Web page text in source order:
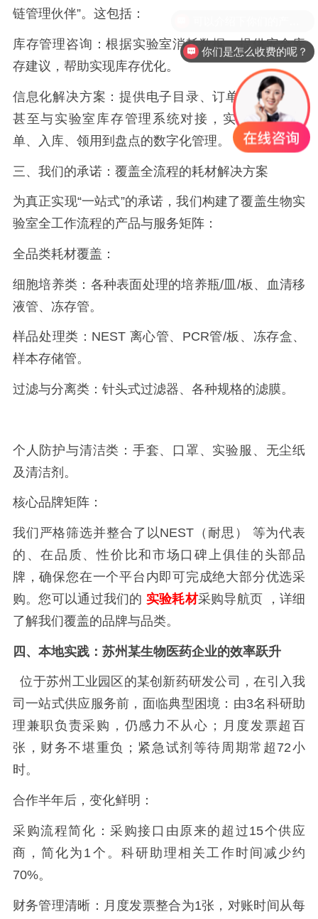
链管理伙伴”。这包括：
库存管理咨询：根据实验室消耗数据，提供安全库
存建议，帮助实现库存优化。
信息化解决方案：提供电子目录、订单跟踪系统，
甚至与实验室库存管理系统对接，实现耗材从下
单、入库、领用到盘点的数字化管理。
三、我们的承诺：覆盖全流程的耗材解决方案
为真正实现“一站式”的承诺，我们构建了覆盖生物实
验室全工作流程的产品与服务矩阵：
全品类耗材覆盖：
细胞培养类：各种表面处理的培养瓶/ 皿 /板、血清移
液管、冻存管。
样品处理类： NEST 离心管、 PCR管/板、冻存盒、
样本存储管。
过滤与分离类：针头式过滤器、各种规格的滤膜。
个人防护与清洁类：手套、口罩、实验服、无尘纸
及清洁剂。
核心品牌矩阵：
我们严格筛选并整合了以NEST （耐思） 等为代表
的、在品质、性价比和市场口碑上俱佳的头部品
牌，确保您在一个平台内即可完成绝大部分优选采
购。您可以通过我们的 实验耗材采购导航页 ，详细
了解我们覆盖的品牌与品类。
四、本地实践：苏州某生物医药企业的效率跃升
位于苏州工业园区的某创新药研发公司，在引入我
司一站式供应服务前，面临典型困境：由3名科研助
理兼职负责采购，仍感力不从心；月度发票超百
张，财务不堪重负；紧急试剂等待周期常超 72小
时。
合作半年后，变化鲜明：
采购流程简化：采购接口由原来的超过15个供应
商，简化为 1 个。科研助理相关工作时间减少约
70%。
财务管理清晰：月度发票整合为1张，对账时间从每
你们是怎么收费的呢？